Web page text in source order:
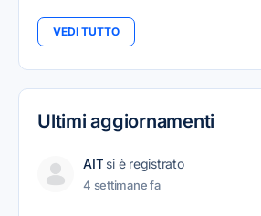
VEDI TUTTO
Ultimi aggiornamenti
AIT si è registrato
4 settimane fa